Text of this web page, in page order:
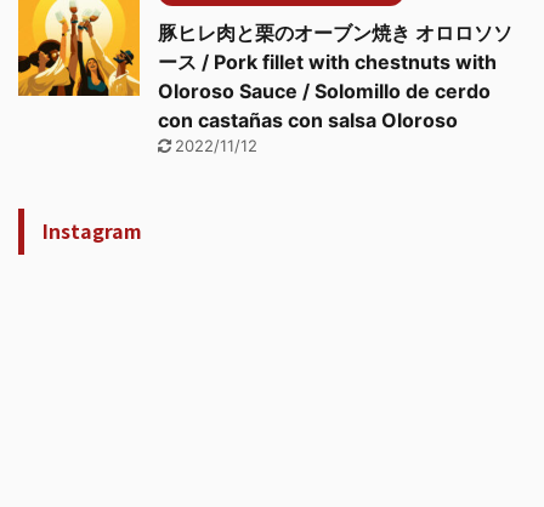
豚ヒレ肉と栗のオーブン焼き オロロソソ
ース / Pork fillet with chestnuts with
Oloroso Sauce / Solomillo de cerdo
con castañas con salsa Oloroso
2022/11/12
Instagram